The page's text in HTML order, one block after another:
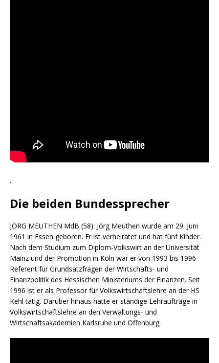
.
Die beiden Bundessprecher
JÖRG MEUTHEN MdB (58): Jörg Meuthen wurde am 29. Juni
1961 in Essen geboren. Er ist verheiratet und hat fünf Kinder.
Nach dem Studium zum Diplom-Volkswirt an der Universität
Mainz und der Promotion in Köln war er von 1993 bis 1996
Referent für Grundsatzfragen der Wirtschafts- und
Finanzpolitik des Hessischen Ministeriums der Finanzen. Seit
1996 ist er als Professor für Volkswirtschaftslehre an der HS
Kehl tätig. Darüber hinaus hatte er ständige Lehraufträge in
Volkswirtschaftslehre an den Verwaltungs- und
Wirtschaftsakademien Karlsruhe und Offenburg.